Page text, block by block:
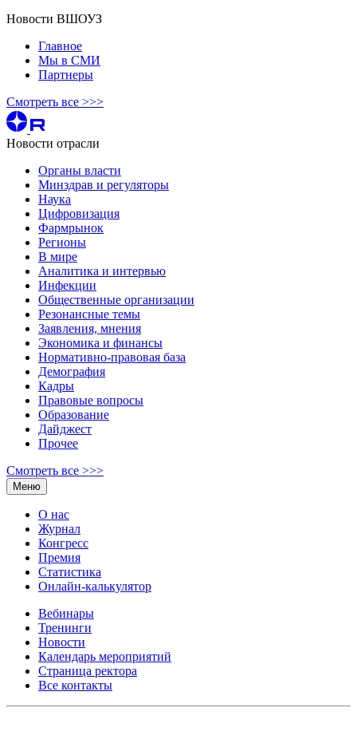
Новости ВШОУЗ
Главное
Мы в СМИ
Партнеры
Смотреть все >>>
Новости отрасли
Органы власти
Минздрав и регуляторы
Наука
Цифровизация
Фармрынок
Регионы
В мире
Аналитика и интервью
Инфекции
Общественные организации
Резонансные темы
Заявления, мнения
Экономика и финансы
Нормативно-правовая база
Демография
Кадры
Правовые вопросы
Образование
Дайджест
Прочее
Смотреть все >>>
Меню
О нас
Журнал
Конгресс
Премия
Статистика
Онлайн-калькулятор
Вебинары
Тренинги
Новости
Календарь мероприятий
Страница ректора
Все контакты